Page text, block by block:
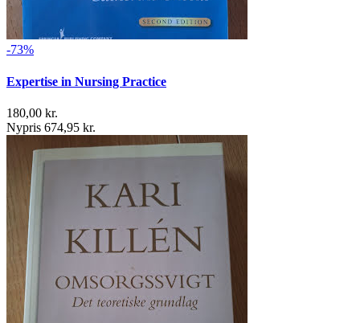
-73%
Expertise in Nursing Practice
180,00 kr.
Nypris 674,95 kr.